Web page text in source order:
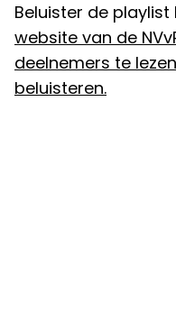
Beluister de
website van de
deelnemers te
beluisteren.